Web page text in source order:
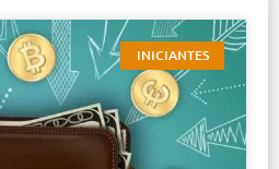
INICIANTES